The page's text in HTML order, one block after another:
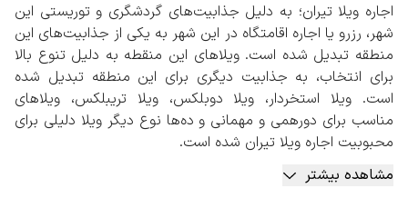
اجاره ویلا تیران؛ به دلیل جذابیت‌های گردشگری و توریستی این
شهر، رزرو یا اجاره اقامتگاه در این شهر به یکی از جذابیت‌های این
منطقه تبدیل شده است. ویلاهای این منقطه به دلیل تنوع بالا
برای انتخاب، به جذابیت دیگری برای این منطقه تبدیل شده
است. ویلا استخردار، ویلا دوبلکس، ویلا تریبلکس، ویلاهای
مناسب برای دورهمی و مهمانی و ده‌ها نوع دیگر ویلا دلیلی برای
محبوبیت اجاره ویلا تیران شده است.
در زمان انتخاب ویلا در این شهر باید مواردی مثل امکانات
تفریحی، ورزشی، وسعت و متراژ ویلا، تعداد نفرات مجاز برای ورود،
مشاهده بیشتر